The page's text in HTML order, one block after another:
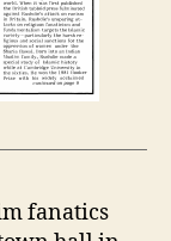
fanatics